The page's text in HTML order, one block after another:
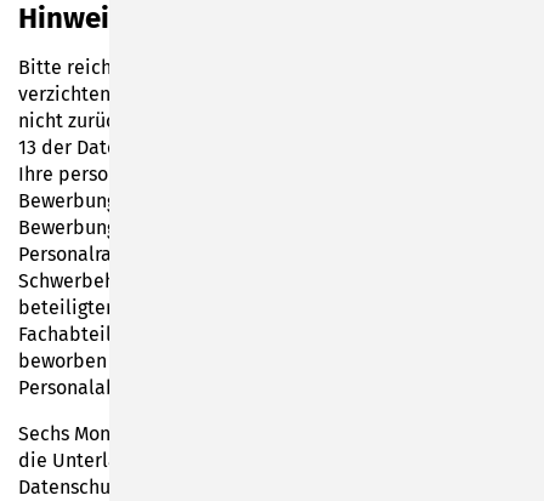
Hinweis zum Datenschutz:
Bitte reichen Sie keine Originaldokumente ein und
verzichten auf Bewerbungsmappen, da die Unterlagen
nicht zurückgesandt werden. Unter Beachtung des Artikel
13 der Datenschutz-Grundverordnung (EU-DSGVO) werden
Ihre personenbezogenen Daten des
Bewerbungsverfahrens verarbeitet, d.h. dass die
Bewerbungsunterlagen den Mitgliedern des
Personalrates, der Gleichstellung, der
Schwerbehindertenvertretung, den am Auswahlverfahren
beteiligten Mitarbeiter/innen der jeweiligen
Fachabteilung -auf dessen zu besetzende Stelle Sie sich
beworben haben- und den Mitarbeiter/innen der
Personalabteilung mitgeteilt werden.
Sechs Monate nach Beendigung des Verfahrens werden
die Unterlagen unter Berücksichtigung des
Datenschutzes vernichtet.